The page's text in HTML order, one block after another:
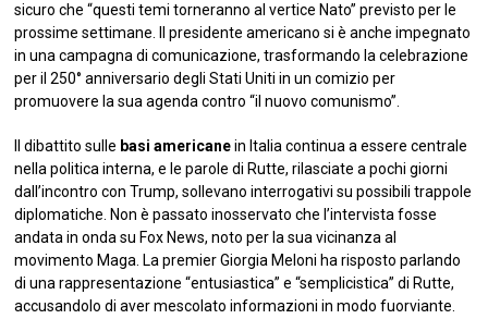
sicuro che “questi temi torneranno al vertice Nato” previsto per le
prossime settimane. Il presidente americano si è anche impegnato
in una campagna di comunicazione, trasformando la celebrazione
per il 250° anniversario degli Stati Uniti in un comizio per
promuovere la sua agenda contro “il nuovo comunismo”.
Il dibattito sulle basi americanein Italia continua a essere centrale
nella politica interna, e le parole di Rutte, rilasciate a pochi giorni
dall’incontro con Trump, sollevano interrogativi su possibili trappole
diplomatiche. Non è passato inosservato che l’intervista fosse
andata in onda su Fox News, noto per la sua vicinanza al
movimento Maga. La premier Giorgia Meloni ha risposto parlando
di una rappresentazione “entusiastica” e “semplicistica” di Rutte,
accusandolo di aver mescolato informazioni in modo fuorviante.